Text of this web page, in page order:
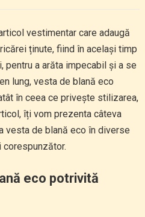
vestimentar care adaugă
ținute, fiind în același timp
pentru a arăta impecabil și a se
lung, vesta de blană eco
în ceea ce privește stilizarea,
îți vom prezenta câteva
vesta de blană eco în diverse
eco potrivită